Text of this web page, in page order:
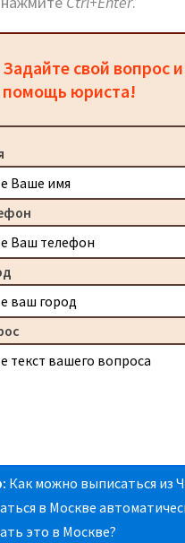
Задайте свой вопрос
помощь юриста!
Как можно выписаться из
в Москве
это в Москве?